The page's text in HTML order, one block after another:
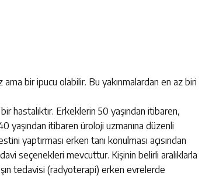
bir ipucu olabilir. Bu yakınmalardan en az biri
hastalıktır. Erkeklerin 50 yaşından itibaren,
yaşından itibaren üroloji uzmanına düzenli
yaptırması erken tanı konulması açısından
seçenekleri mevcuttur. Kişinin belirli aralıklarla
tedavisi (radyoterapi) erken evrelerde